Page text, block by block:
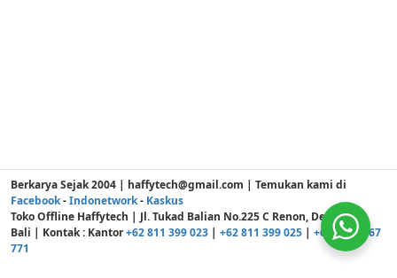
Berkarya Sejak 2004 | haffytech@gmail.com | Temukan kami di
Facebook-Indonetwork- Kaskus
Toko Offline Haffytech | Jl. Tukad Balian No.225 C Renon, Denpasar -
Bali | Kontak : Kantor+62 811 399 023 | +62 811 399 025 | +62 811 3867
771